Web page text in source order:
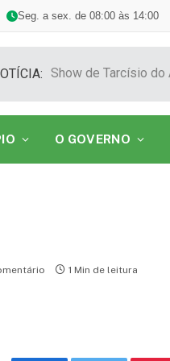
Seg. a sex. de 08:00 às 14:00
O GOVERNO
1 Min de leitura